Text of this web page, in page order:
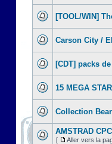
[TOOL/WIN]
Carson City /
[CDT] packs
15 MEGA
Collection
AMSTRAD
[ Aller vers la